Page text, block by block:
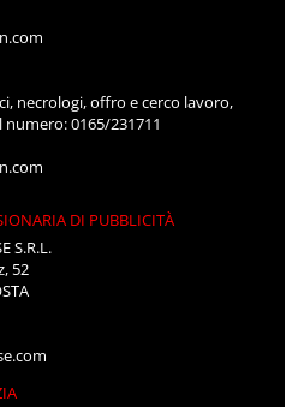
necrologi, offro e cerco lavoro,
0165/231711
DI PUBBLICITÀ
S.R.L.
52